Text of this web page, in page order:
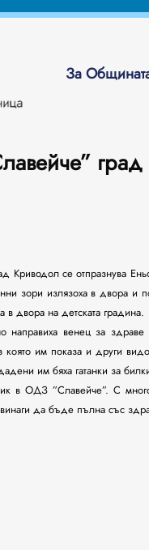
За
се отпразнува
зори излязоха в двора и
в двора на детската градина.
направиха венец за
която им показа и други
им бяха гатанки за
в ОДЗ ”Славейче”. С
винаги да бъде пълна със